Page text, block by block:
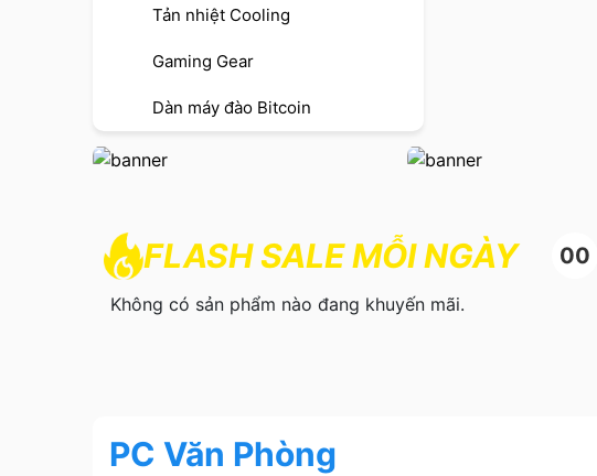
Tản nhiệt Cooling
Gaming Gear
Dàn máy đào Bitcoin
FLASH SALE MỖI NGÀY 00
Không có sản phẩm nào đang khuyến mãi.
PC Văn Phòng